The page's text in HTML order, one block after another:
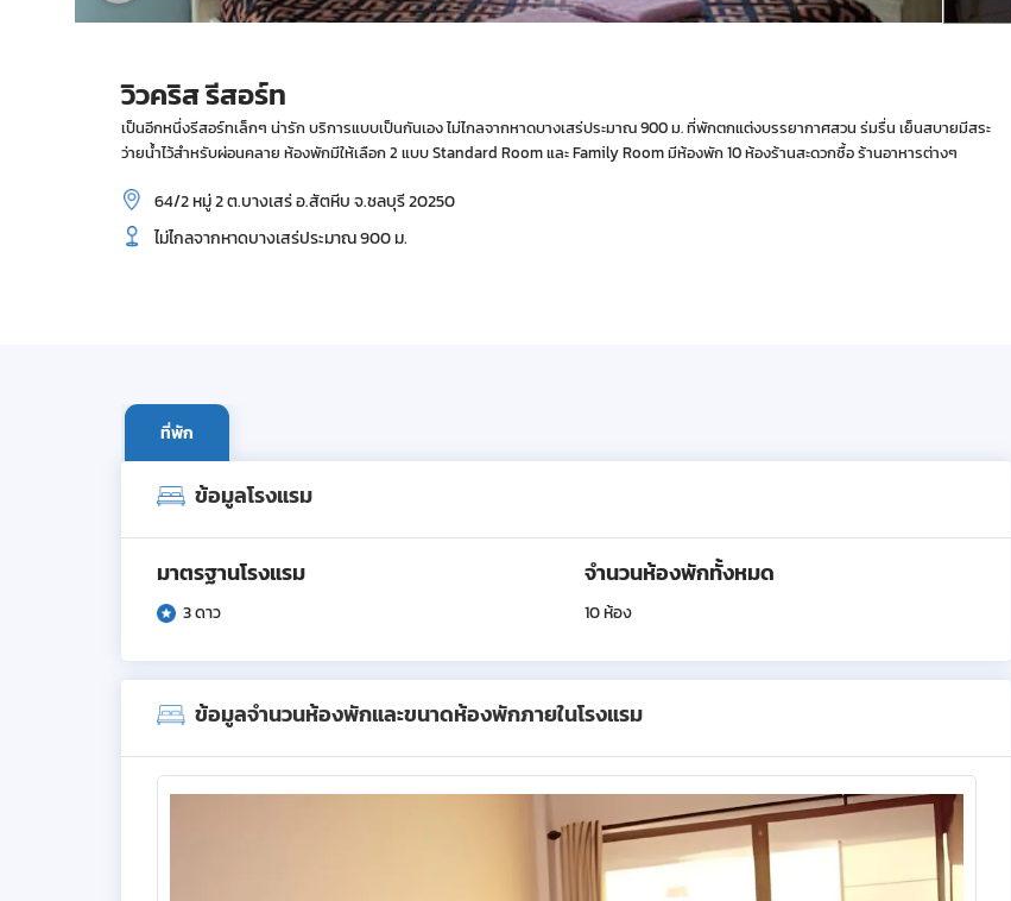
วิวคริส รีสอร์ท
เป็นอีกหนึ่งรีสอร์ทเล็กๆ น่ารัก บริการแบบเป็นกันเอง ไม่ไกลจากหาดบางเสร่ประมาณ 900 ม. ที่พักตกแต่งบรรยากาศสวน ร่มรื่น เย็นสบายมีสระ
ว่ายน้ำไว้สำหรับผ่อนคลาย ห้องพักมีให้เลือก 2 แบบ Standard Room และ Family Room มีห้องพัก 10 ห้องร้านสะดวกซื้อ ร้านอาหารต่างๆ
64/2 หมู่ 2 ต.บางเสร่ อ.สัตหีบ จ.ชลบุรี 20250
ไม่ไกลจากหาดบางเสร่ประมาณ 900 ม.
ที่พัก
ข้อมูลโรงแรม
มาตรฐานโรงแรม
3 ดาว
จำนวนห้องพักทั้งหมด
10 ห้อง
ข้อมูลจำนวนห้องพักและขนาดห้องพักภายในโรงแรม